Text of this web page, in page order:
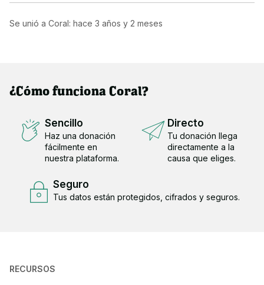
Se unió a Coral: hace 3 años y 2 meses
¿Cómo funciona Coral?
Sencillo
Haz una donación
fácilmente en
nuestra plataforma.
Directo
Tu donación llega
directamente a la
causa que eliges.
Seguro
Tus datos están protegidos, cifrados y seguros.
RECURSOS